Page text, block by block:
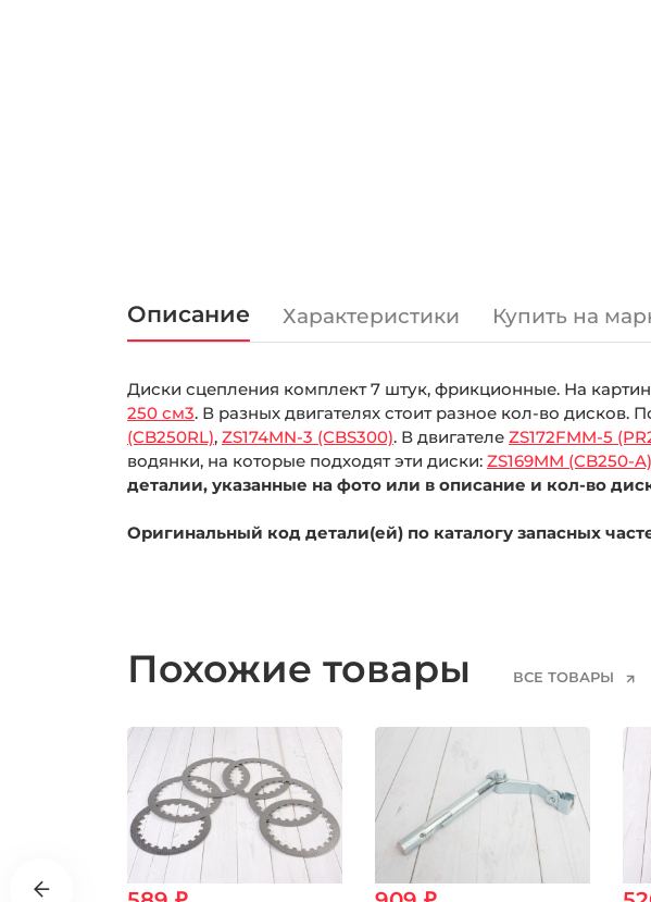
Описание Характеристики Купить на
Диски сцепления комплект 7 штук, фрикционные. На
250 см3. В разных двигателях стоит разное кол-во дисков.
(CB250RL), ZS174MN-3 (CBS300). В двигателе ZS172FMM-5
водянки, на которые подходят эти диски: ZS169MM (CB250-A)
деталии, указанные на фото или в описание и кол-во
Оригинальный код детали(ей) по каталогу запасных
Похожие товары ВСЕ ТОВАРЫ